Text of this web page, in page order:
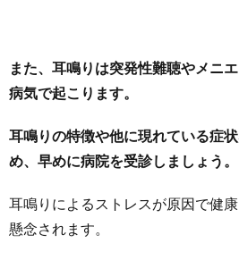
また、耳鳴りは突発性難聴やメニ
病気で起こります。
耳鳴りの特徴や他に現れている症
め、早めに病院を受診しましょう。
耳鳴りによるストレスが原因で健
懸念されます。